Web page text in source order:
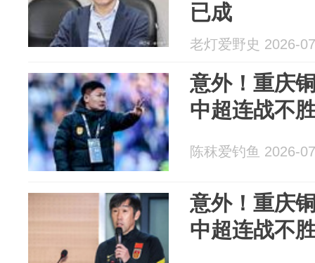
已成
老灯爱野史 2026-
意外！重庆
中超连战不
陈秣爱钓鱼 2026-
意外！重庆
中超连战不